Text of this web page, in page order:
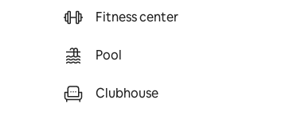
Fitness center
Pool
Clubhouse